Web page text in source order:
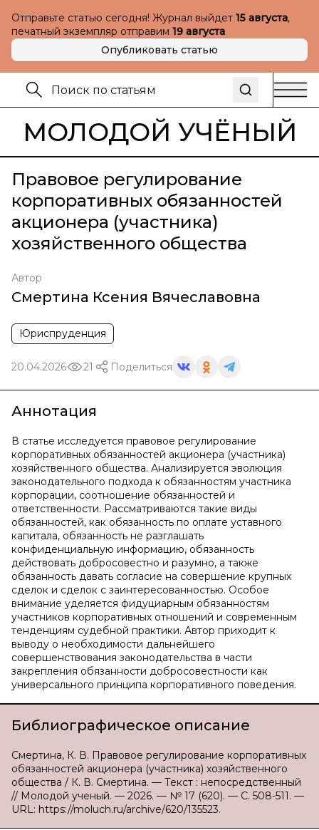
Отправьте статью сегодня! Журнал выйдет 15 августа,
печатный экземпляр отправим 19 августа
Опубликовать статью
МОЛОДОЙ УЧЁНЫЙ
Правовое регулирование
корпоративных обязанностей
акционера (участника)
хозяйственного общества
Автор
Смертина Ксения Вячеславовна
Юриспруденция
20.04.2026 21 Поделиться
Аннотация
В статье исследуется правовое регулирование
корпоративных обязанностей акционера (участника)
хозяйственного общества. Анализируется эволюция
законодательного подхода к обязанностям участника
корпорации, соотношение обязанностей и
ответственности. Рассматриваются такие виды
обязанностей, как обязанность по оплате уставного
капитала, обязанность не разглашать
конфиденциальную информацию, обязанность
действовать добросовестно и разумно, а также
обязанность давать согласие на совершение крупных
сделок и сделок с заинтересованностью. Особое
внимание уделяется фидуциарным обязанностям
участников корпоративных отношений и современным
тенденциям судебной практики. Автор приходит к
выводу о необходимости дальнейшего
совершенствования законодательства в части
закрепления обязанности добросовестности как
универсального принципа корпоративного поведения.
Библиографическое описание
Смертина, К. В. Правовое регулирование корпоративных
обязанностей акционера (участника) хозяйственного
общества / К. В. Смертина. — Текст : непосредственный
// Молодой ученый. — 2026. — № 17 (620). — С. 508-511. —
URL: https://moluch.ru/archive/620/135523.